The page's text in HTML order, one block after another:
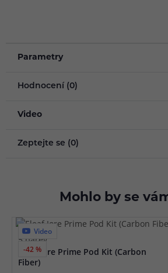
Parametry
Hodnocení (0)
Video
Zeptejte se (0)
Mohlo by se
Video
-42 %
5 barev
Eleaf Iore Prime Pod Kit (Carbon
Fiber)